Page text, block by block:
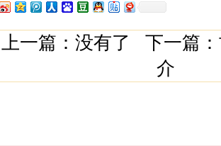
上一篇：没有了 下一篇：
介